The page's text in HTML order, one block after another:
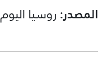
المصدر: روسيا اليوم